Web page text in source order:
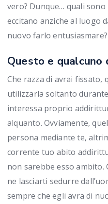
vero? Dunque… quali sono
eccitano anziche al luogo
nuovo farlo entusiasmare?
Questo e qualcuno
Che razza di avrai fissato,
utilizzarla soltanto
interessa proprio
alquanto. Ovviamente,
persona mediante te,
corrente tuo abito
non sarebbe esso
ne lasciarti sedurre
sempre che egli avra di